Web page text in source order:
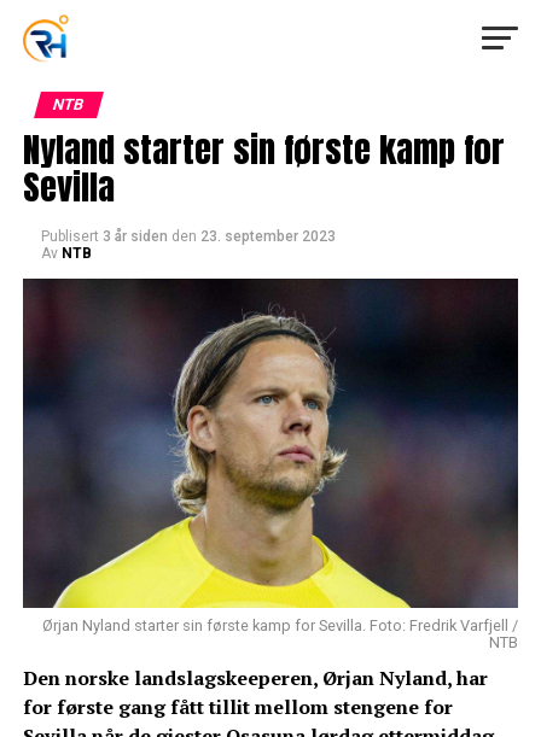
NTB
Nyland starter sin første kamp for
Sevilla
Publisert 3 år siden den 23. september 2023
Av NTB
Ørjan Nyland starter sin første kamp for Sevilla. Foto: Fredrik Varfjell /
NTB
Den norske landslagskeeperen, Ørjan Nyland, har
for første gang fått tillit mellom stengene for